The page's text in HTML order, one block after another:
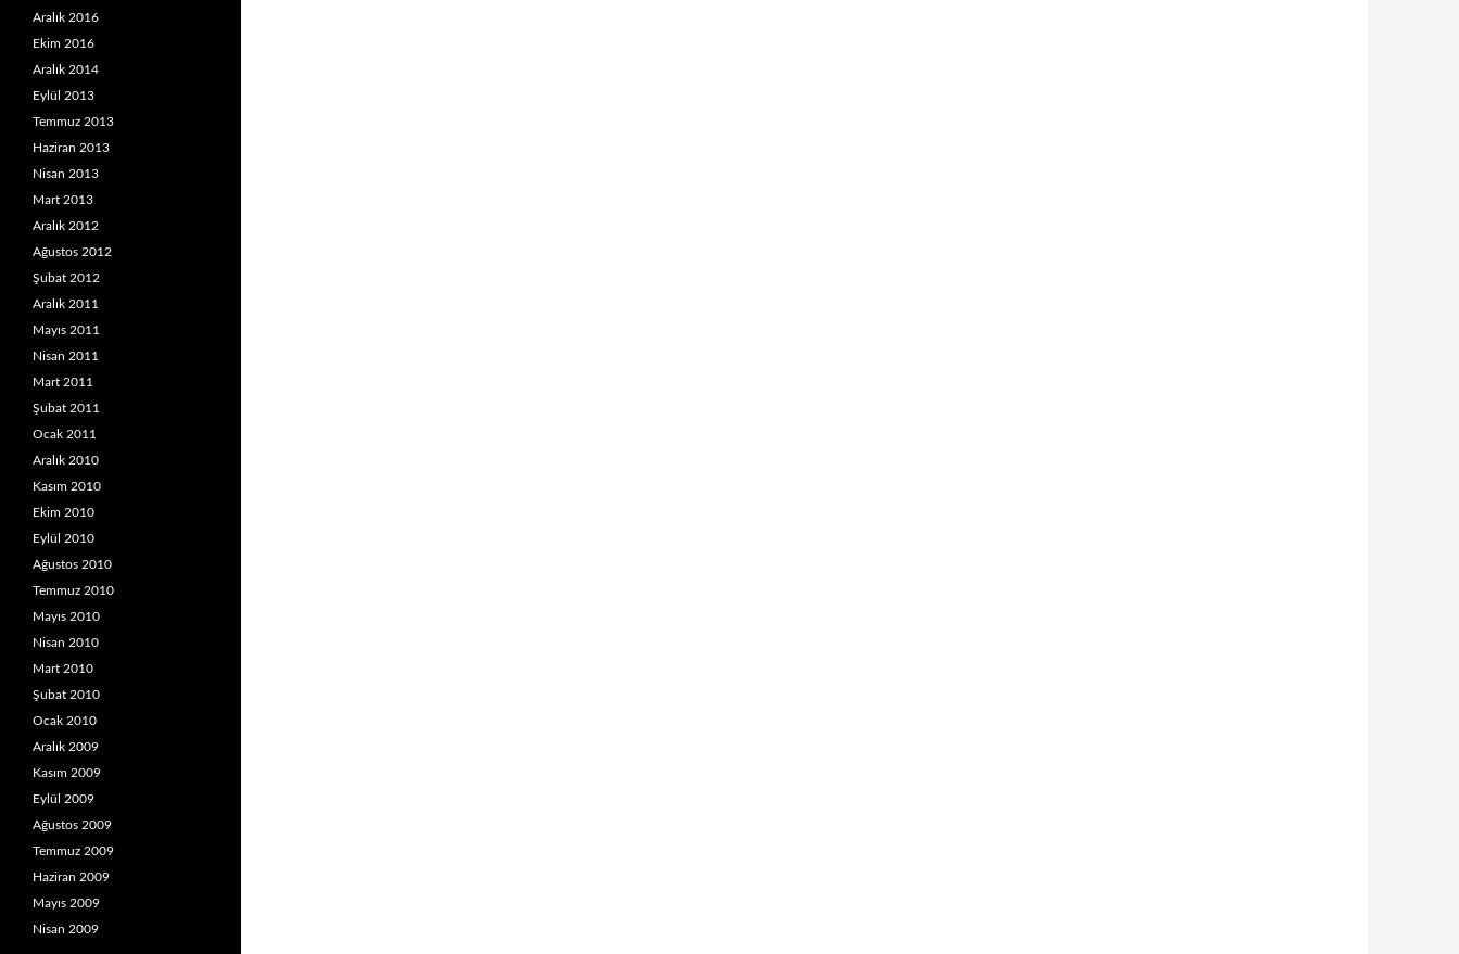
Aralık 2016
Ekim 2016
Aralık 2014
Eylül 2013
Temmuz 2013
Haziran 2013
Nisan 2013
Mart 2013
Aralık 2012
Ağustos 2012
Şubat 2012
Aralık 2011
Mayıs 2011
Nisan 2011
Mart 2011
Şubat 2011
Ocak 2011
Aralık 2010
Kasım 2010
Ekim 2010
Eylül 2010
Ağustos 2010
Temmuz 2010
Mayıs 2010
Nisan 2010
Mart 2010
Şubat 2010
Ocak 2010
Aralık 2009
Kasım 2009
Eylül 2009
Ağustos 2009
Temmuz 2009
Haziran 2009
Mayıs 2009
Nisan 2009